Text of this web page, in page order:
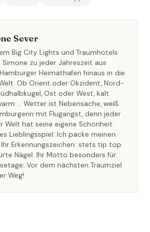
Sever
Big City Lights und Traumhotels
Simone zu jeder Jahreszeit aus
Heimathafen hinaus in die
Ob Orient oder Okzident, Nord-
Ost oder West, kalt
… Wetter ist Nebensache, weiß
mit Flugangst, denn jeder
Welt hat seine eigene Schönheit.
Lieblingsspiel: Ich packe meinen
Ihr Erkennungszeichen: stets tip top
Nägel. Ihr Motto besonders für
Vor dem nächsten Traumziel
Weg!